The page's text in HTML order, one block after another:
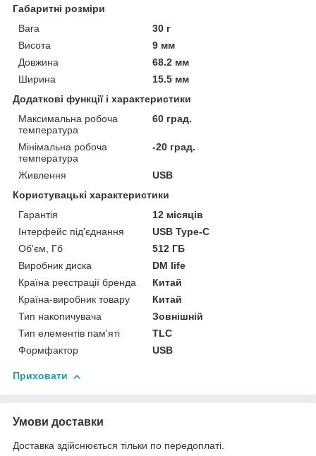
Габаритні розміри
Вага
30 г
Висота
9 мм
Довжина
68.2 мм
Ширина
15.5 мм
Додаткові функції і характеристики
Максимальна робоча
температура
60 град.
Мінімальна робоча
температура
-20 град.
Живлення
USB
Користувацькі характеристики
Гарантія
12 місяців
Інтерфейс під'єднання
USB Type-C
Об'єм, Гб
512 ГБ
Виробник диска
DM life
Країна реєстрації бренда
Китай
Країна-виробник товару
Китай
Тип накопичувача
Зовнішній
Тип елементів пам'яті
TLC
Формфактор
USB
Приховати
Умови доставки
Доставка здійснюється тільки по передоплаті.